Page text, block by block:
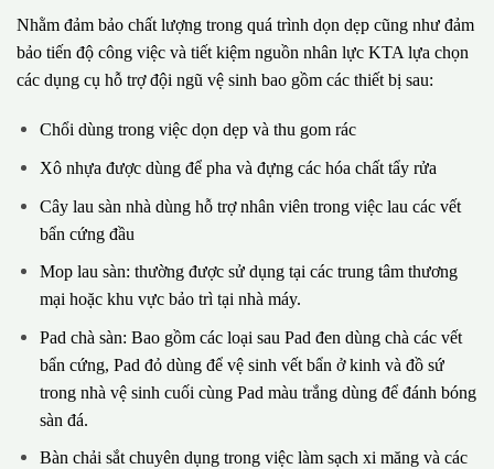
Nhằm đảm bảo chất lượng trong quá trình dọn dẹp cũng như đảm
bảo tiến độ công việc và tiết kiệm nguồn nhân lực KTA lựa chọn
các dụng cụ hỗ trợ đội ngũ vệ sinh bao gồm các thiết bị sau:
Chổi dùng trong việc dọn dẹp và thu gom rác
Xô nhựa được dùng để pha và đựng các hóa chất tẩy rửa
Cây lau sàn nhà dùng hỗ trợ nhân viên trong việc lau các vết
bẩn cứng đầu
Mop lau sàn: thường được sử dụng tại các trung tâm thương
mại hoặc khu vực bảo trì tại nhà máy.
Pad chà sàn: Bao gồm các loại sau Pad đen dùng chà các vết
bẩn cứng, Pad đỏ dùng để vệ sinh vết bẩn ở kinh và đồ sứ
trong nhà vệ sinh cuối cùng Pad màu trắng dùng để đánh bóng
sàn đá.
Bàn chải sắt chuyên dụng trong việc làm sạch xi măng và các